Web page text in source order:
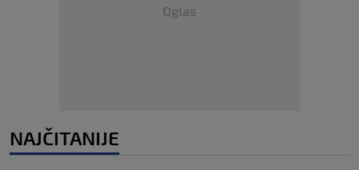
Oglas
NAJČITANIJE